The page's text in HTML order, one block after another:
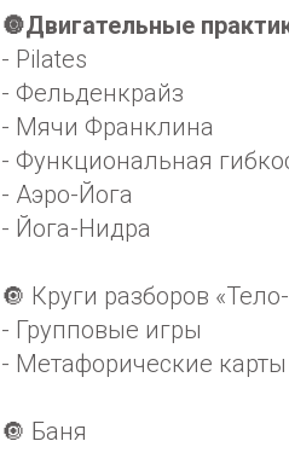
🔘Двигательные
- Pilates
- Фельденкрайз
- Мячи Франклина
- Функциональная
- Аэро-Йога
- Йога-Нидра
🔘 Круги разборов
- Групповые игры
- Метафорические карты
🔘 Баня